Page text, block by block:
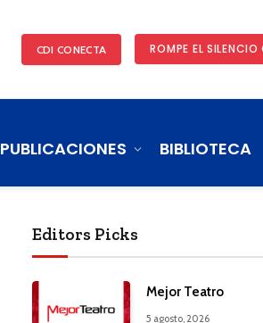
CDI CONECTA ROMPE EL SILENCIO
PUBLICACIONES BIBLIOTECA
Editors Picks
Mejor Teatro
5 agosto, 2026